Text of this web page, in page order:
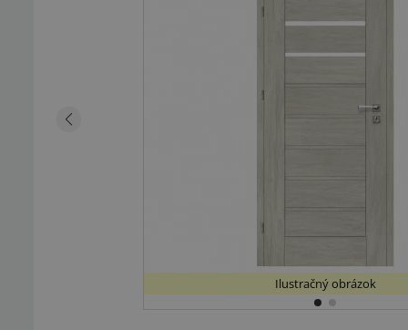
Ilustračný obrázok